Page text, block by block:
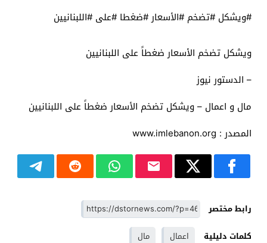
#ويشكل #تضخم #الأسعار #ضغطا #على #اللبنانيين
ويشكل تضخم الأسعار ضغطاً على اللبنانيين
– الدستور نيوز
مال و اعمال – ويشكل تضخم الأسعار ضغطاً على اللبنانيين
المصدر : www.imlebanon.org
رابط مختصر
كلمات دليلية
اعمال مال